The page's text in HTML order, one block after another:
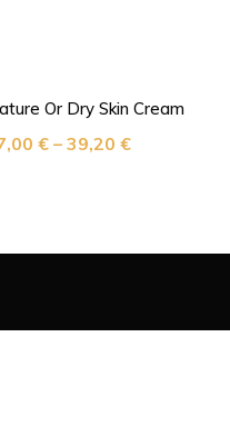
Or Dry Skin Cream
€ – 39,20 €